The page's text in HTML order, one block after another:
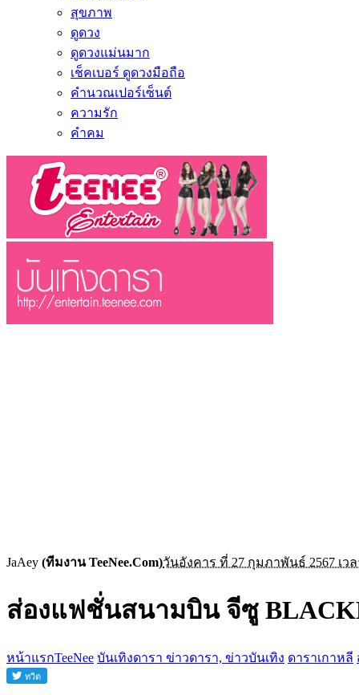
สุขภาพ
ดูดวง
ดูดวงแม่นมาก
เช็คเบอร์ ดูดวงมือถือ
คำนวณเปอร์เซ็นต์
ความรัก
คำคม
JaAey (ทีมงาน TeeNee.Com)วันอังคาร ที่ 27 กุมภาพันธ์ 2567 เวล
ส่องแฟชั่นสนามบิน จีซู
หน้าแรกTeeNee บันเทิงดารา ข่าวดารา, ข่าวบันเทิง ดาราเกาหลี